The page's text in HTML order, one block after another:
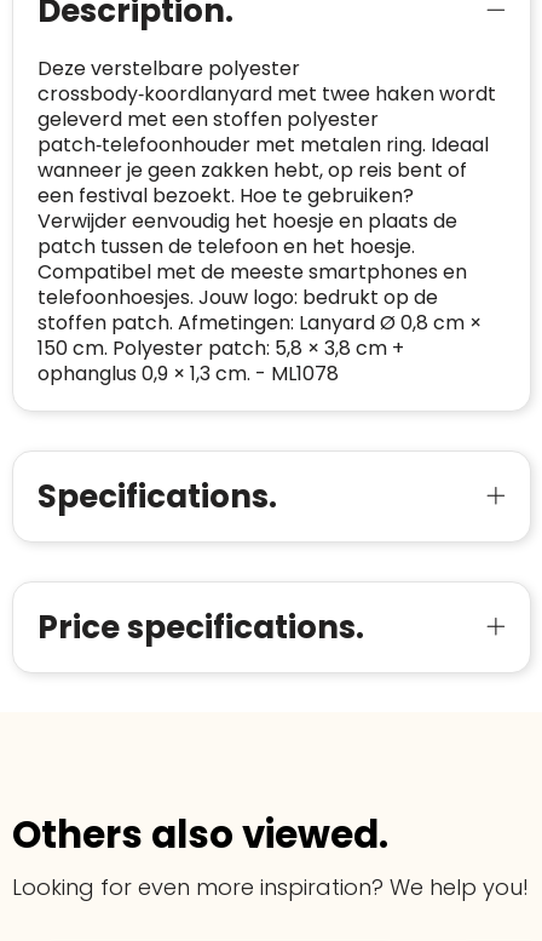
Description.
Deze verstelbare polyester
crossbody‑koordlanyard met twee haken wordt
geleverd met een stoffen polyester
patch‑telefoonhouder met metalen ring. Ideaal
wanneer je geen zakken hebt, op reis bent of
een festival bezoekt. Hoe te gebruiken?
Verwijder eenvoudig het hoesje en plaats de
patch tussen de telefoon en het hoesje.
Compatibel met de meeste smartphones en
telefoonhoesjes. Jouw logo: bedrukt op de
stoffen patch. Afmetingen: Lanyard Ø 0,8 cm ×
150 cm. Polyester patch: 5,8 × 3,8 cm +
ophanglus 0,9 × 1,3 cm. - ML1078
Specifications.
Price specifications.
Others also viewed.
Looking for even more inspiration? We help you!
onafhankelijk geverifieerd.
CONTACTGEGEVENS
Telefoonnummer:+32 479 88 00 36 Geverifieerd
mailadres:
mia@linkkado.be Geverifieerd
BEDRIJFSGEGEVENS
Bedrijfsnaam: Linkkado
Domein: linkkado.be
onderneming:
Trustindex-certificaat
2026-04-22
Trustindex controleert websites voortdurend
op veiligheidsproblemen.
Safe Browsing:geen probleem
gedetecteerd
Blacklist Geen site op de zwarte lijst
Geldig SSL-certificaat
Spam E-mail is spamvrij
Websites die consequent een hoog niveau
van klanttevredenheid handhaven en
voldoen aan een hoog niveau van
veiligheidsprotocol, kunnen Trustindex-
certificaat verkrijgen. Zoekt u bij het winkelen
naar de certificaten van Trustindex en koopt u
met vertrouwen!
Meer informatie»
verkoop met de Trustindex-certificaat.
Meer informatie»